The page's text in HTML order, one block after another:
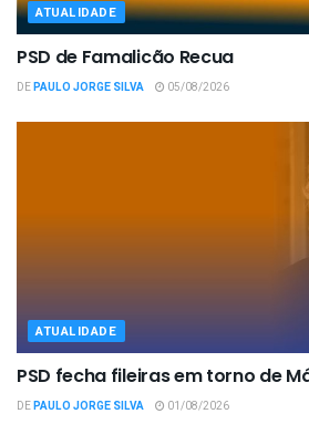
ATUALIDADE
PSD de Famalicão Recua
DEPAULO JORGE SILVA 05/08/2026
ATUALIDADE
PSD fecha fileiras em torno de
DEPAULO JORGE SILVA 01/08/2026